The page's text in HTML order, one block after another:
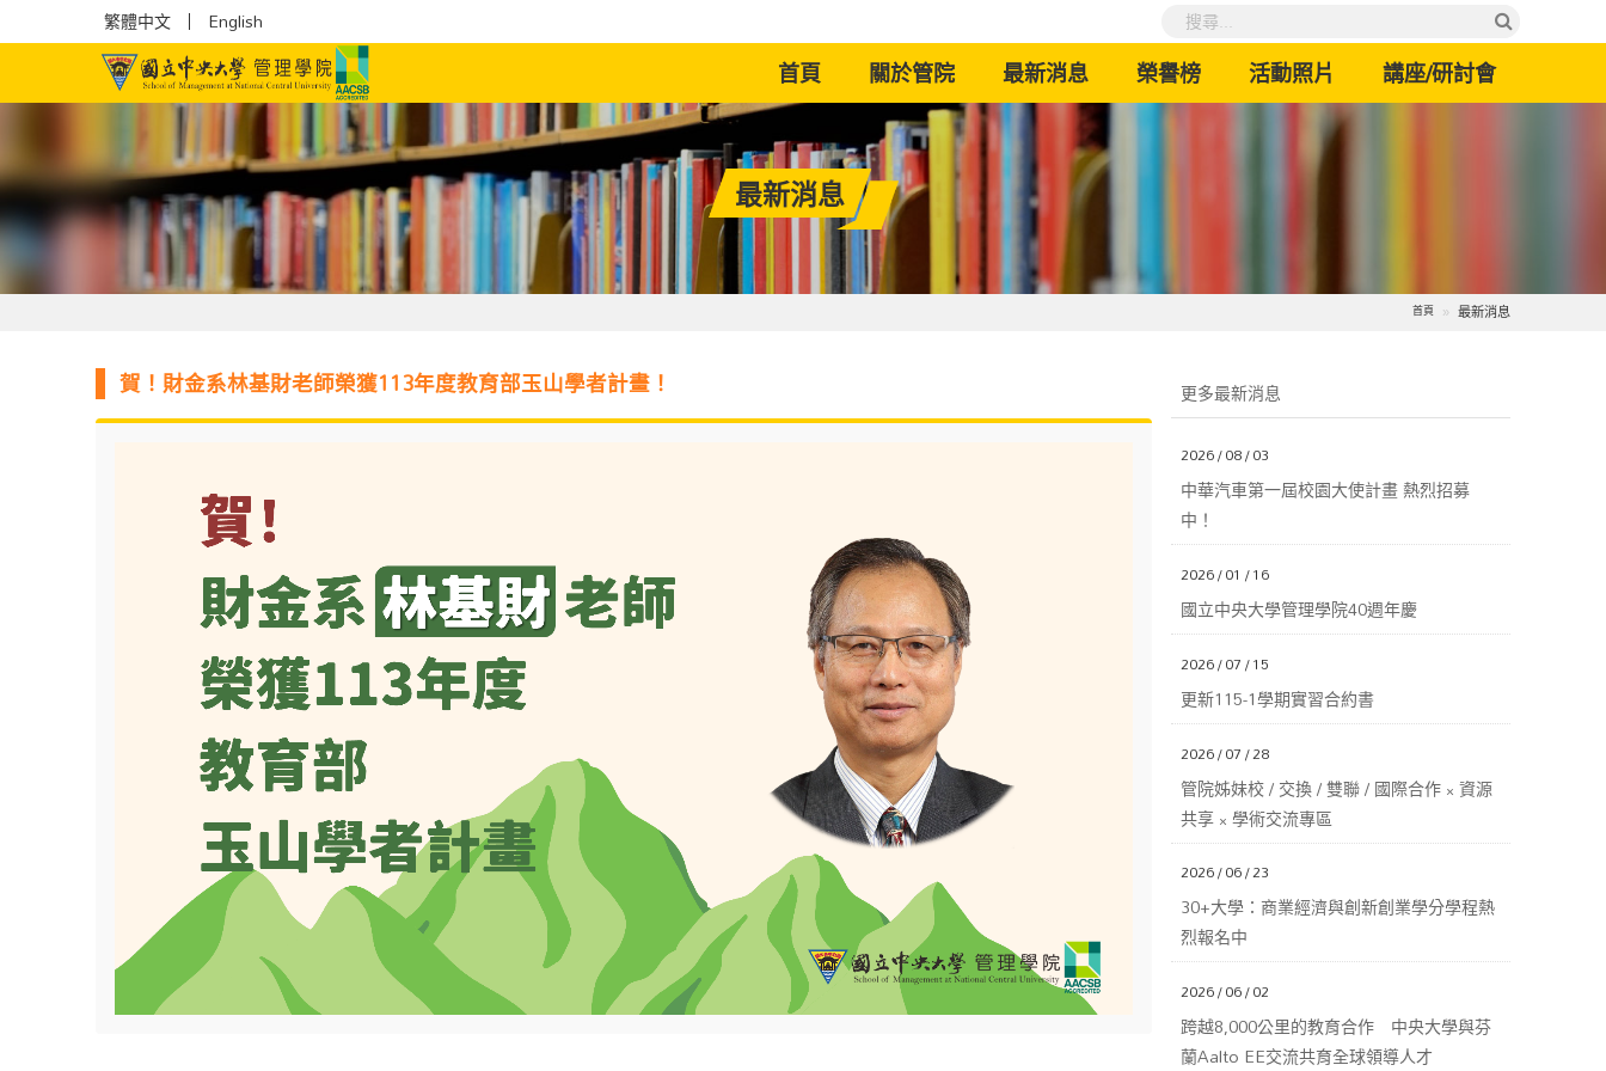
繁體中文 English
首頁(current)關於管院 最新消息 榮譽榜 活動照片 講座/研討會
最新消息
首頁 最新消息
賀！財金系林基財老師榮獲113年度教育部玉山學者計畫！ 更多最新消息
2026 / 08 / 03
中華汽車第一屆校園大使計畫 熱烈招募
中！
2026 / 01 / 16
國立中央大學管理學院40週年慶
2026 / 07 / 15
更新115-1學期實習合約書
2026 / 07 / 28
管院姊妹校 / 交換 / 雙聯 / 國際合作 × 資源
共享 × 學術交流專區
2026 / 06 / 23
30+大學：商業經濟與創新創業學分學程熱
烈報名中
2026 / 06 / 02
跨越8,000公里的教育合作 中央大學與芬
蘭Aalto EE交流共育全球領導人才